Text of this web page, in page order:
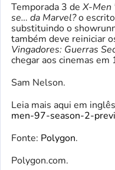
Temporada 3 de X-Men
se… da Marvel?o
substituindo o
também deve reiniciar
Vingadores: Guerras
chegar aos cinemas
Sam Nelson.
Leia mais aqui em
men-97-season-2-
Fonte: Polygon.
Polygon.com.